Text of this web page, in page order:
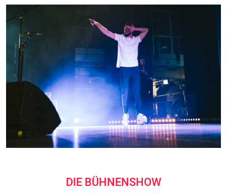
DIE BÜHNENSHOW